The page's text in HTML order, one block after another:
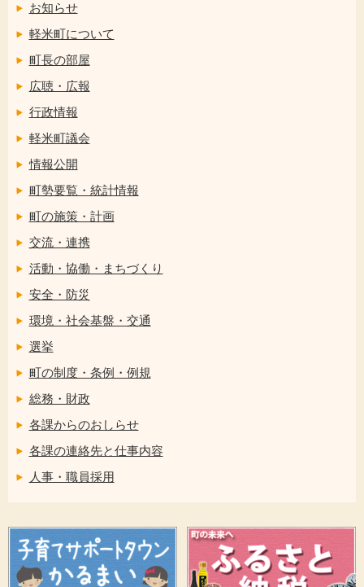
お知らせ
軽米町について
町長の部屋
広聴・広報
行政情報
軽米町議会
情報公開
町勢要覧・統計情報
町の施策・計画
交流・連携
活動・協働・まちづくり
安全・防災
環境・社会基盤・交通
選挙
町の制度・条例・例規
総務・財政
各課からのおしらせ
各課の連絡先と仕事内容
人事・職員採用